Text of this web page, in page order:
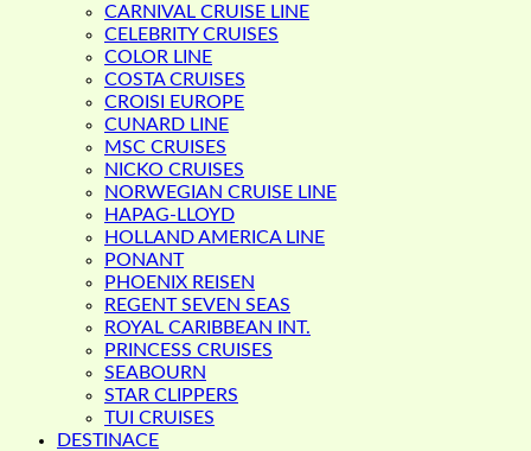
CARNIVAL CRUISE LINE
CELEBRITY CRUISES
COLOR LINE
COSTA CRUISES
CROISI EUROPE
CUNARD LINE
MSC CRUISES
NICKO CRUISES
NORWEGIAN CRUISE LINE
HAPAG-LLOYD
HOLLAND AMERICA LINE
PONANT
PHOENIX REISEN
REGENT SEVEN SEAS
ROYAL CARIBBEAN INT.
PRINCESS CRUISES
SEABOURN
STAR CLIPPERS
TUI CRUISES
DESTINACE